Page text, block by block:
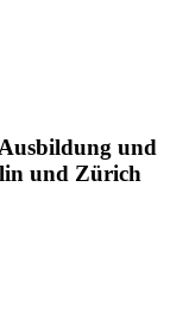
und
und Zürich